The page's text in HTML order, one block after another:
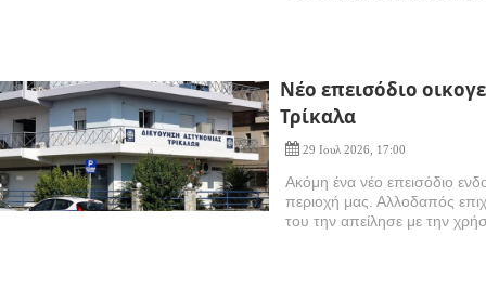
Nέο επεισόδιο
Τρίκαλα
29 Ιουλ 2026, 17:00
Ακόμη ένα νέο επεισόδιο
περιοχή μας. Αλλοδαπός
του την απείλησε με την